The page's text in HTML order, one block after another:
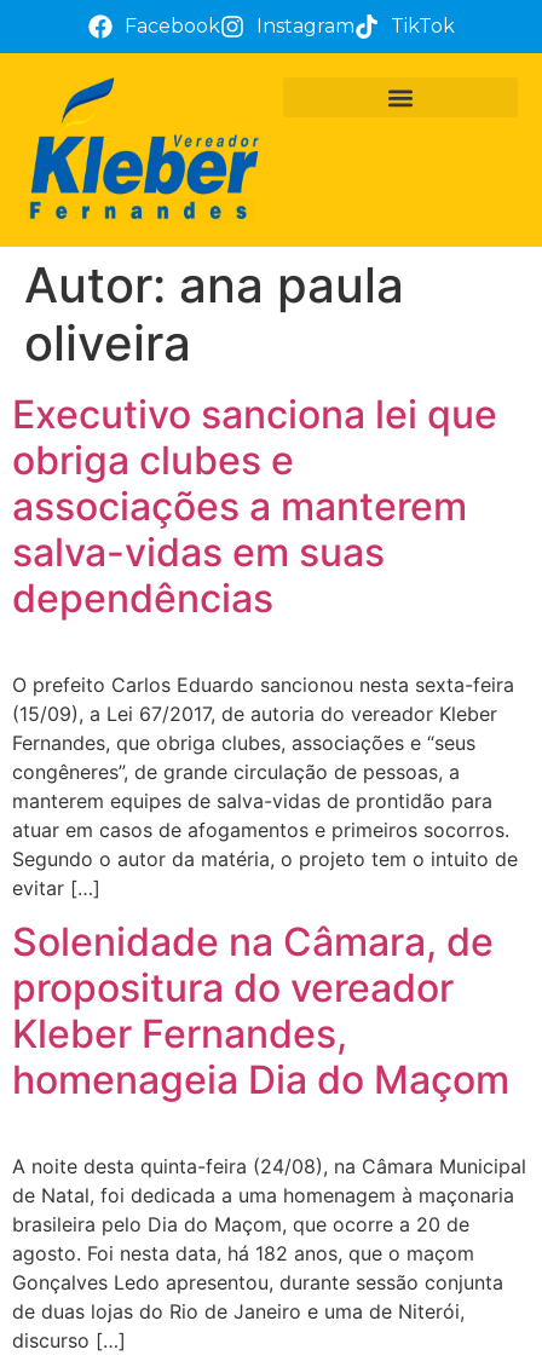
Facebook Instagram TikTok
Autor: ana paula
oliveira
Executivo sanciona lei que
obriga clubes e
associações a manterem
salva-vidas em suas
dependências
O prefeito Carlos Eduardo sancionou nesta sexta-feira
(15/09), a Lei 67/2017, de autoria do vereador Kleber
Fernandes, que obriga clubes, associações e “seus
congêneres”, de grande circulação de pessoas, a
manterem equipes de salva-vidas de prontidão para
atuar em casos de afogamentos e primeiros socorros.
Segundo o autor da matéria, o projeto tem o intuito de
evitar […]
Solenidade na Câmara, de
propositura do vereador
Kleber Fernandes,
homenageia Dia do Maçom
A noite desta quinta-feira (24/08), na Câmara Municipal
de Natal, foi dedicada a uma homenagem à maçonaria
brasileira pelo Dia do Maçom, que ocorre a 20 de
agosto. Foi nesta data, há 182 anos, que o maçom
Gonçalves Ledo apresentou, durante sessão conjunta
de duas lojas do Rio de Janeiro e uma de Niterói,
discurso […]